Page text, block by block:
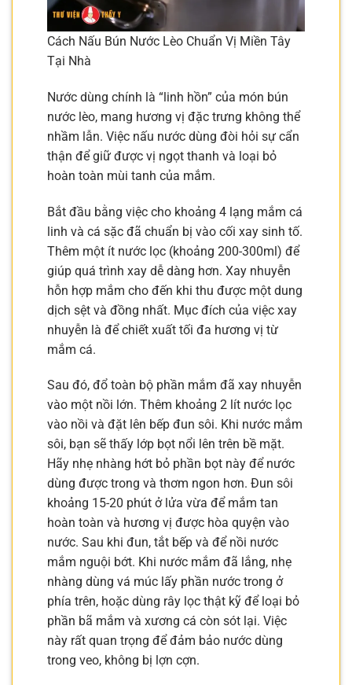
Cách Nấu Bún Nước Lèo Chuẩn Vị Miền Tây
Tại Nhà
Nước dùng chính là “linh hồn” của món bún
nước lèo, mang hương vị đặc trưng không thể
nhầm lẫn. Việc nấu nước dùng đòi hỏi sự cẩn
thận để giữ được vị ngọt thanh và loại bỏ
hoàn toàn mùi tanh của mắm.
Bắt đầu bằng việc cho khoảng 4 lạng mắm cá
linh và cá sặc đã chuẩn bị vào cối xay sinh tố.
Thêm một ít nước lọc (khoảng 200-300ml) để
giúp quá trình xay dễ dàng hơn. Xay nhuyễn
hỗn hợp mắm cho đến khi thu được một dung
dịch sệt và đồng nhất. Mục đích của việc xay
nhuyễn là để chiết xuất tối đa hương vị từ
mắm cá.
Sau đó, đổ toàn bộ phần mắm đã xay nhuyễn
vào một nồi lớn. Thêm khoảng 2 lít nước lọc
vào nồi và đặt lên bếp đun sôi. Khi nước mắm
sôi, bạn sẽ thấy lớp bọt nổi lên trên bề mặt.
Hãy nhẹ nhàng hớt bỏ phần bọt này để nước
dùng được trong và thơm ngon hơn. Đun sôi
khoảng 15-20 phút ở lửa vừa để mắm tan
hoàn toàn và hương vị được hòa quyện vào
nước. Sau khi đun, tắt bếp và để nồi nước
mắm nguội bớt. Khi nước mắm đã lắng, nhẹ
nhàng dùng vá múc lấy phần nước trong ở
phía trên, hoặc dùng rây lọc thật kỹ để loại bỏ
phần bã mắm và xương cá còn sót lại. Việc
này rất quan trọng để đảm bảo nước dùng
trong veo, không bị lợn cợn.